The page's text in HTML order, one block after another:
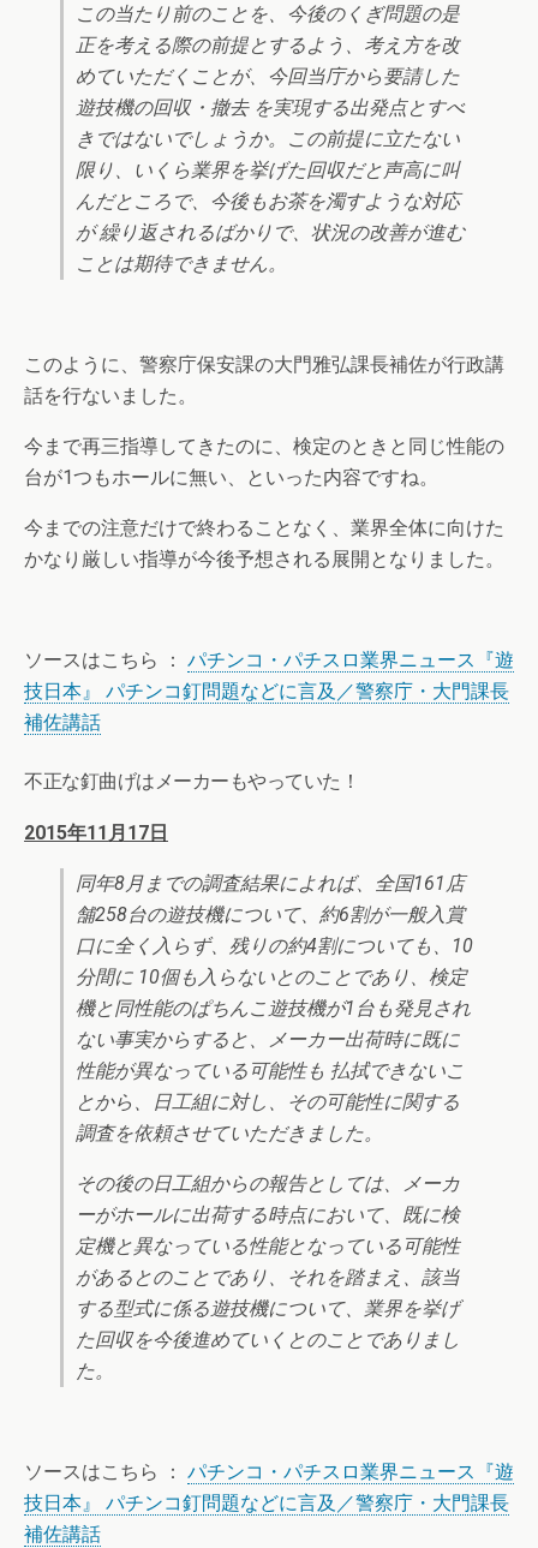
この当たり前のことを、今後のくぎ問題の是
正を考える際の前提とするよう、考え方を改
めていただくことが、今回当庁から要請した
遊技機の回収・撤去 を実現する出発点とすべ
きではないでしょうか。この前提に立たない
限り、いくら業界を挙げた回収だと声高に叫
んだところで、今後もお茶を濁すような対応
が 繰り返されるばかりで、状況の改善が進む
ことは期待できません。
このように、警察庁保安課の大門雅弘課長補佐が行政講
話を行ないました。
今まで再三指導してきたのに、検定のときと同じ性能の
台が1つもホールに無い、といった内容ですね。
今までの注意だけで終わることなく、業界全体に向けた
かなり厳しい指導が今後予想される展開となりました。
ソースはこちら ： パチンコ・パチスロ業界ニュース『遊
技日本』 パチンコ釘問題などに言及／警察庁・大門課長
補佐講話
不正な釘曲げはメーカーもやっていた！
2015年11月17日
同年8月までの調査結果によれば、全国161店
舗258台の遊技機について、約6割が一般入賞
口に全く入らず、残りの約4割についても、10
分間に 10個も入らないとのことであり、検定
機と同性能のぱちんこ遊技機が1台も発見され
ない事実からすると、メーカー出荷時に既に
性能が異なっている可能性も 払拭できないこ
とから、日工組に対し、その可能性に関する
調査を依頼させていただきました。
その後の日工組からの報告としては、メーカ
ーがホールに出荷する時点において、既に検
定機と異なっている性能となっている可能性
があるとのことであり、それを踏まえ、該当
する型式に係る遊技機について、業界を挙げ
た回収を今後進めていくとのことでありまし
た。
ソースはこちら ： パチンコ・パチスロ業界ニュース『遊
技日本』 パチンコ釘問題などに言及／警察庁・大門課長
補佐講話